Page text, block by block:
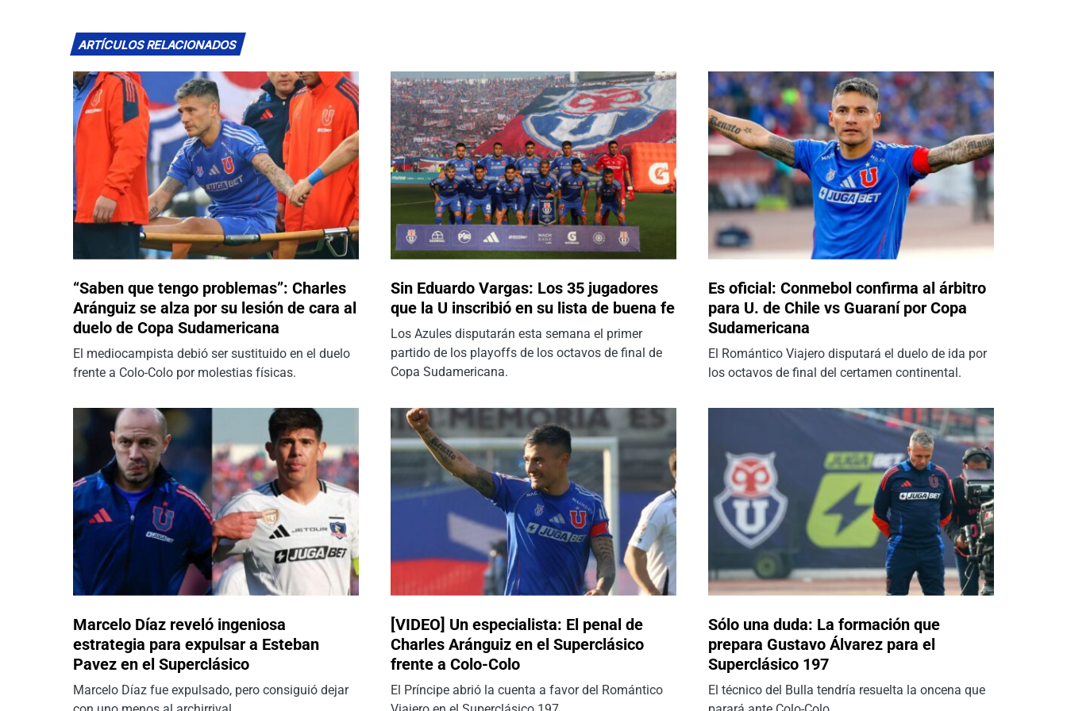
ARTÍCULOS RELACIONADOS
“Saben que tengo problemas”: Charles
Aránguiz se alza por su lesión de cara al
duelo de Copa Sudamericana
El mediocampista debió ser sustituido en el duelo
frente a Colo-Colo por molestias físicas.
Sin Eduardo Vargas: Los 35 jugadores
que la U inscribió en su lista de buena fe
Los Azules disputarán esta semana el primer
partido de los playoffs de los octavos de final de
Copa Sudamericana.
Es oficial: Conmebol confirma al árbitro
para U. de Chile vs Guaraní por Copa
Sudamericana
El Romántico Viajero disputará el duelo de ida por
los octavos de final del certamen continental.
Marcelo Díaz reveló ingeniosa
estrategia para expulsar a Esteban
Pavez en el Superclásico
Marcelo Díaz fue expulsado, pero consiguió dejar
[VIDEO] Un especialista: El penal de
Charles Aránguiz en el Superclásico
frente a Colo-Colo
El Príncipe abrió la cuenta a favor del Romántico
Sólo una duda: La formación que
prepara Gustavo Álvarez para el
Superclásico 197
El técnico del Bulla tendría resuelta la oncena que